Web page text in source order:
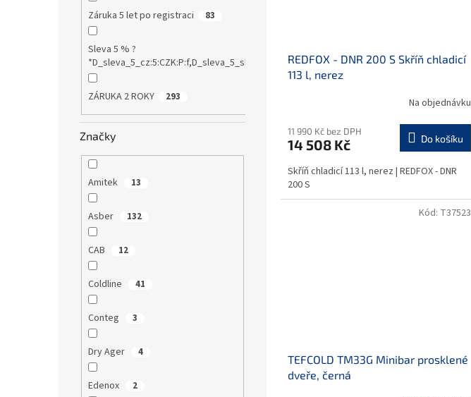
Záruka 5 let po registraci 83
Sleva 5 % ?
*D_sleva_5_cz:5:CZK:P:f,D_sleva_5_sk:5:EUR:P:f!S1:0
842
ZÁRUKA 2 ROKY 293
Značky
Amitek 13
Asber 132
CAB 12
Coldline 41
Conteg 3
Dry Ager 4
Edenox 2
REDFOX - DNR 200 S Skříň chladicí
113 l, nerez
Na objednávku
11 990 Kč bez DPH
14 508 Kč Do košíku
Skříň chladicí 113 l, nerez | REDFOX - DNR
200 S
TEFCOLD TM33G Minibar prosklené
dveře, černá
Kód: T37523